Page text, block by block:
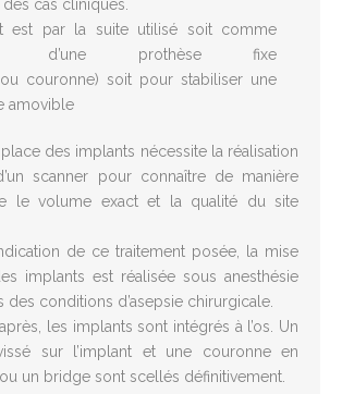
cas cliniques.
est par la suite utilisé soit comme
d’une prothèse fixe
couronne) soit pour stabiliser une
amovible
place des implants nécessite la réalisation
scanner pour connaître de manière
le volume exact et la qualité du site
de ce traitement posée, la mise
implants est réalisée sous anesthésie
des conditions d’asepsie chirurgicale.
les implants sont intégrés à l’os. Un
sur l’implant et une couronne en
un bridge sont scellés définitivement.